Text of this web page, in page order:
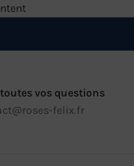
vos questions
felix.fr